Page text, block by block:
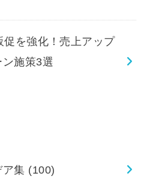
を強化！売上アップ
施策3選
ア集 (100)